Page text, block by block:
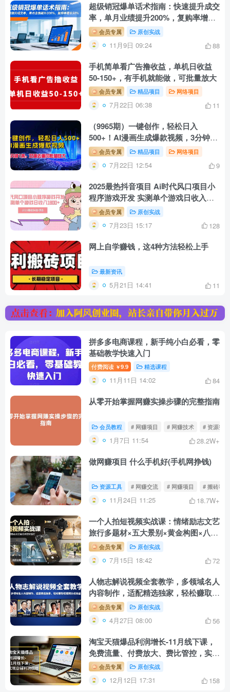
超级销冠爆单话术指南：快速提升成交
率，单月业绩提升200%，复购率增长
50%会员专属 原创实战
11月9日 09:24 88
手机简单看广告撸收益，单机日收益
50-150+，有手机就能做，可批量放大
会员专属 精品项目 网络项目
7月22日 06:38 11
（9965期）一键创作，轻松日入
500+！AI漫画生成爆款视频，3分钟1
条，双重去重可批…
会员专属 精品项目 网络项目
7月22日 12:54 9
2025最热抖音项目 Ai时代风口项目小
程序游戏开发 实测单个游戏日收入
1800+
会员专属 原创实战
7月23日 15:17 128
网上自学赚钱，这4种方法轻松上手
最新资讯
5月21日 14:41 11
拼多多电商课程，新手纯小白必看，零
基础教学快速入门
付费阅读 ￥9.9 精选课程
11月11日 14:02 84
从零开始掌握网赚实操步骤的完整指南
会员教程 # 网赚项目 # 网赚技术 # 资源整
1月7日 11:54 28.2W+
做网赚项目 什么手机好(手机网挣钱)
资源工具 # 网赚交流 # 网赚项目 # 搬砖项
11月24日 11:25 18.7W+
一个人拍短视频实战课：情绪励志文艺
旅行多题材×五大景别×黄金构图×八大
运镜，从拍摄到成片高效创作
会员专属 原创实战
7月15日 18:42 72
人物志解说视频全套教学，多领域名人
内容制作，适配精选独家，轻松赚取短
视频分成收益
会员专属 原创实战
4月27日 08:00 56
淘宝天猫爆品利润增长-11月线下课，
免费流量、付费放大、费比管控，实现
店铺利润倍增
会员专属 原创实战
12月12日 17:31 158